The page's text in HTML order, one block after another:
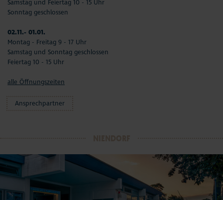
Samstag und Feiertag 10 - 15 Uhr
Sonntag geschlossen
02.11.- 01.01.
Montag - Freitag 9 - 17 Uhr
Samstag und Sonntag geschlossen
Feiertag 10 - 15 Uhr
alle Öffnungszeiten
Ansprechpartner